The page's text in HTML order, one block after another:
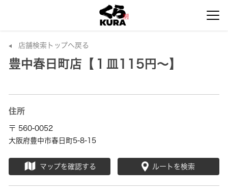
店舗検索トップへ戻る
豊中春日町店【１皿115円～】
住所
〒 560-0052
大阪府豊中市春日町5-8-15
マップを確認する ルートを検索